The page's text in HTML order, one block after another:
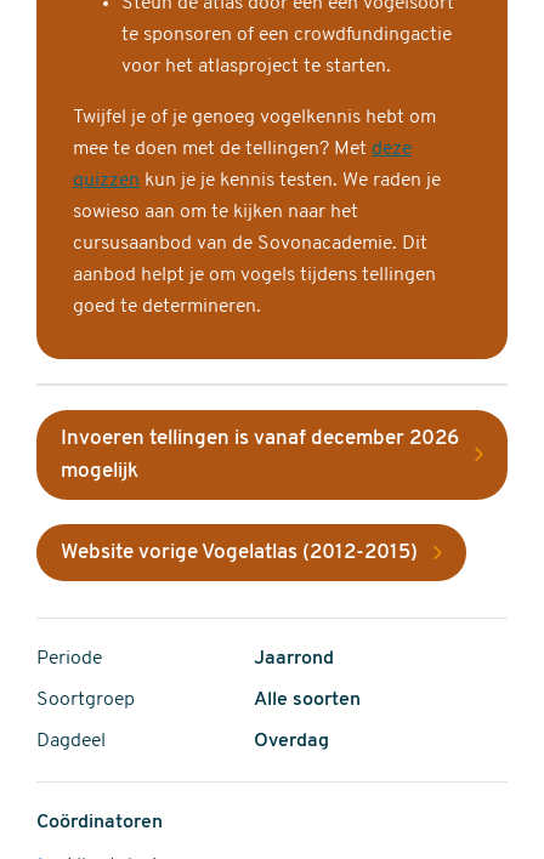
Steun de atlas door een een vogelsoort
te sponsoren of een crowdfundingactie
voor het atlasproject te starten.
Twijfel je of je genoeg vogelkennis hebt om
mee te doen met de tellingen? Met deze
quizzen kun je je kennis testen. We raden je
sowieso aan om te kijken naar het
cursusaanbod van de Sovonacademie. Dit
aanbod helpt je om vogels tijdens tellingen
goed te determineren.
Invoeren tellingen is vanaf december 2026
mogelijk
Website vorige Vogelatlas (2012-2015)
Periode Jaarrond
Soortgroep Alle soorten
Dagdeel Overdag
Coördinatoren